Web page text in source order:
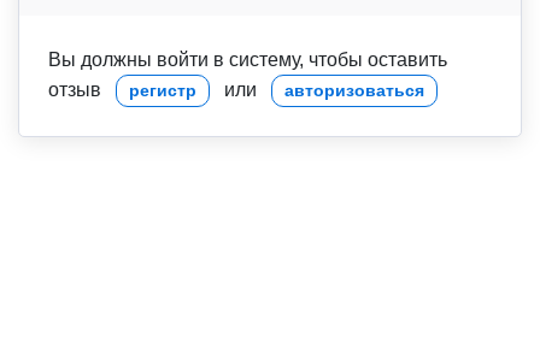
Вы должны войти в систему, чтобы оставить
отзыв
регистр или авторизоваться